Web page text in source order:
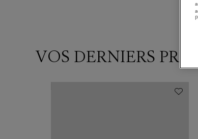
VOS DERNIERS